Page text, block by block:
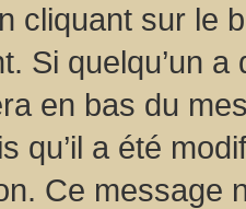
cliquant sur le
Si quelqu’un
en bas du
qu’il a été
Ce message